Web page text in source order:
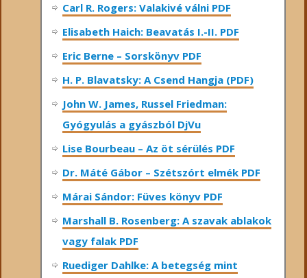
Carl R. Rogers: Valakivé válni PDF
Elisabeth Haich: Beavatás I.-II. PDF
Eric Berne – Sorskönyv PDF
H. P. Blavatsky: A Csend Hangja (PDF)
John W. James, Russel Friedman:
Gyógyulás a gyászból DjVu
Lise Bourbeau – Az öt sérülés PDF
Dr. Máté Gábor – Szétszórt elmék PDF
Márai Sándor: Füves könyv PDF
Marshall B. Rosenberg: A szavak ablakok
vagy falak PDF
Ruediger Dahlke: A betegség mint